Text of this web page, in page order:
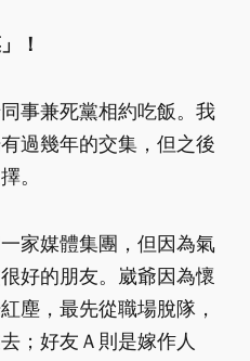
！
事兼死黨相約吃飯。我
過幾年的交集，但之後
。
家媒體集團，但因為氣
好的朋友。崴爺因為懷
塵，最先從職場脫隊，
；好友Ａ則是嫁作人